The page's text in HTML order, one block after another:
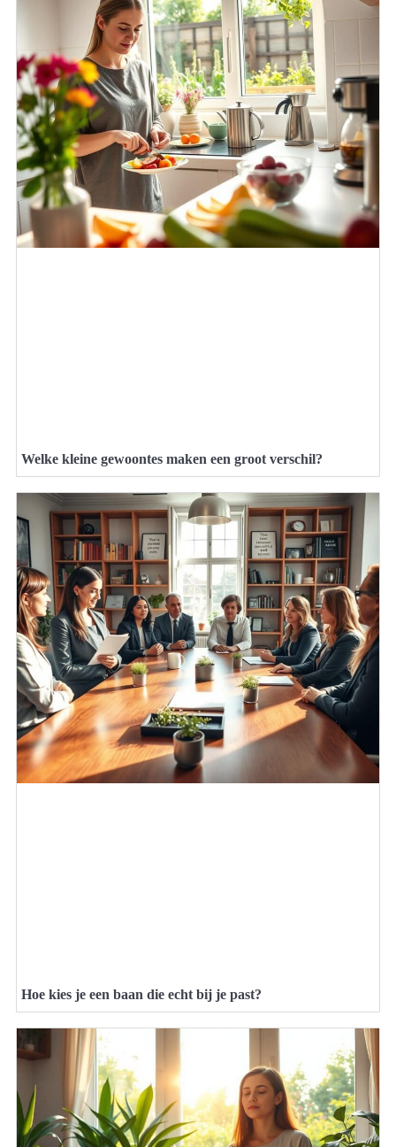
Welke kleine gewoontes maken een groot verschil?
Hoe kies je een baan die echt bij je past?